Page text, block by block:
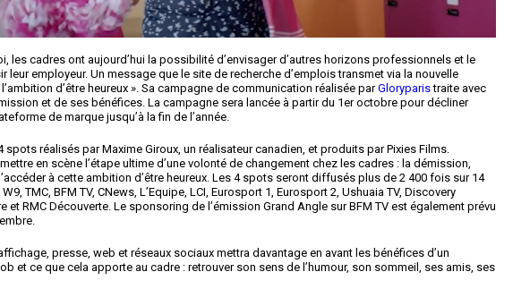
les cadres ont aujourd’hui la possibilité d’envisager d’autres horizons professionnels et le
leur employeur. Un message que le site de recherche d’emplois transmet via la nouvelle
d’être heureux ». Sa campagne de communication réalisée parGloryparistraite avec
et de ses bénéfices. La campagne sera lancée à partir du 1er octobre pour décliner
de marque jusqu’à la fin de l’année.
spots réalisés par Maxime Giroux, un réalisateur canadien, et produits par Pixies Films.
en scène l’étape ultime d’une volonté de changement chez les cadres : la démission,
à cette ambition d’être heureux. Les 4 spots seront diffusés plus de 2 400 fois sur 14
TMC, BFM TV, CNews, L’Equipe, LCI, Eurosport 1, Eurosport 2, Ushuaia TV, Discovery
et RMC Découverte. Le sponsoring de l’émission Grand Angle sur BFM TV est également prévu
presse, web et réseaux sociaux mettra davantage en avant les bénéfices d’un
et ce que cela apporte au cadre : retrouver son sens de l’humour, son sommeil, ses amis, ses